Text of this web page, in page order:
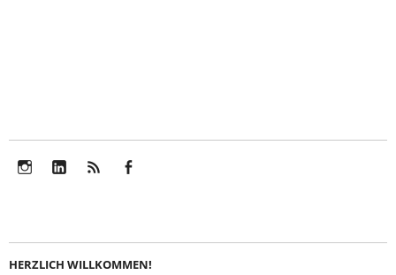
HERZLICH WILLKOMMEN!